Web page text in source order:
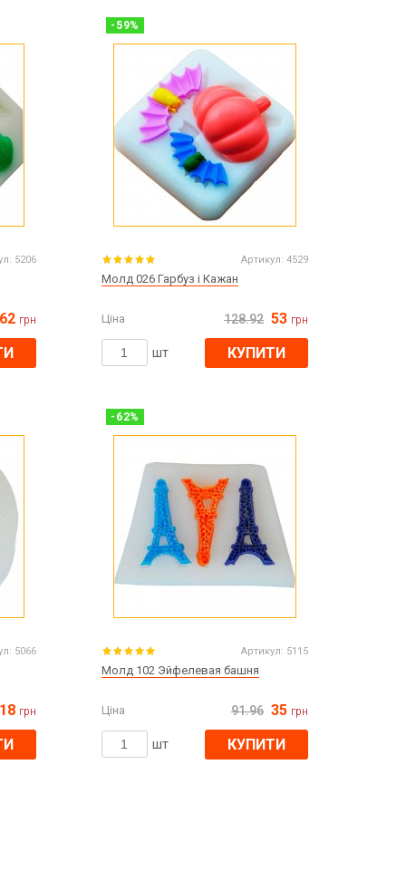
5206
62 грн
- 59%
Артикул: 4529
Молд 026 Гарбуз і Кажан
Ціна 128.92 53 грн
шт КУПИТИ
5066
18 грн
- 62%
Артикул: 5115
Молд 102 Эйфелевая башня
Ціна 91.96 35 грн
шт КУПИТИ